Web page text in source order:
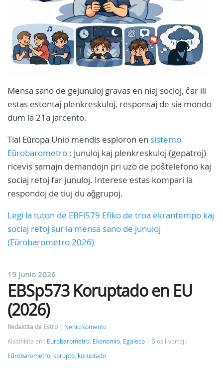
Mensa sano de gejunuloj gravas en niaj socioj, ĉar ili
estas estontaj plenkreskuloj, responsaj de sia mondo
dum la 21a jarcento.
Tial Eŭropa Unio mendis esploron en sistemo
Eŭrobarometro : junuloj kaj plenkreskuloj (gepatroj)
ricevis samajn demandojn pri uzo de poŝtelefono kaj
sociaj retoj far junuloj. Interese estas kompari la
respondoj de tiuj du aĝgrupoj.
Legi la tuton de EBFl579 Efiko de troa ekrantempo kaj
sociaj retoj sur la mensa sano de junuloj
(Eŭrobarometro 2026)
19 junio 2026
EBSp573 Koruptado en EU
(2026)
Redaktita de Estro
Neniu komento
Klasifikita en : Eurobarometro Ekonomio Egaleco
Ŝlosil-vortoj :
Eŭrobarometro korupto koruptado